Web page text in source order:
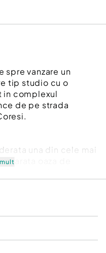
spre vanzare un
tip studio cu o
in complexul
de pe strada
una din cele mai
oaza de
spatii de
zone de
institutii
si de ingrijire
etc.